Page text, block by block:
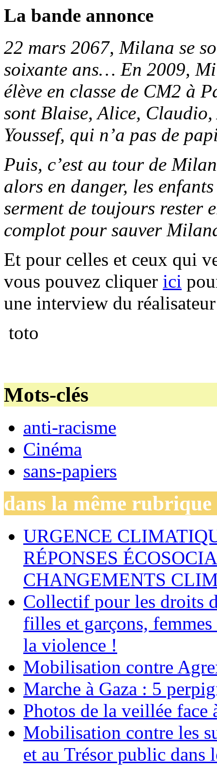
La bande annonce
22 mars 2067, Milana se
soixante ans… En 2009,
élève en classe de CM2 à
sont Blaise, Alice,
Youssef, qui n’a pas de
Puis, c’est au tour de
alors en danger, les
serment de toujours rester
complot pour sauver
Et pour celles et ceux qui
vous pouvez cliquer ici
une interview du
toto
Mots-clés
anti-racisme
Cinéma
sans-papiers
dans la même rubrique
URGENCE
RÉPONSES
CHANGEMENTS
Collectif pour les droits
filles et garçons,
la violence !
Mobilisation contre
Marche à Gaza : 5
Photos de la veillée face
Mobilisation contre les
et au Trésor public dans